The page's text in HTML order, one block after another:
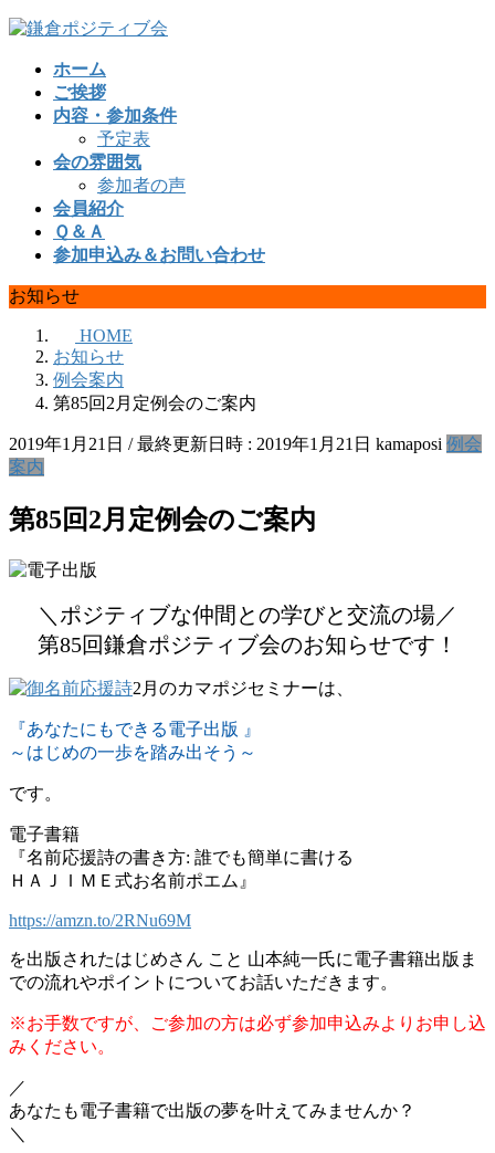
コ
ナ
ホーム
ご挨拶
内容・参加条件
予定表
会の雰囲気
参加者の声
会員紹介
Ｑ＆Ａ
参加申込み＆お問い合わせ
お知らせ
HOME
お知らせ
例会案内
第85回2月定例会のご案内
2019年1月21日 / 最終更新日時 : 2019年1月21日 kamaposi 例会
案内
第85回2月定例会のご案内
＼ポジティブな仲間との学びと交流の場／
第85回鎌倉ポジティブ会のお知らせです！
2月のカマポジセミナーは、
『あなたにもできる電子出版 』
～はじめの一歩を踏み出そう～
です。
電子書籍
『名前応援詩の書き方: 誰でも簡単に書ける
ＨＡＪＩＭＥ式お名前ポエム』
https://amzn.to/2RNu69M
を出版されたはじめさん こと 山本純一氏に電子書籍出版ま
での流れやポイントについてお話いただきます。
※お手数ですが、ご参加の方は必ず参加申込みよりお申し込
みください。
／
あなたも電子書籍で出版の夢を叶えてみませんか？
＼